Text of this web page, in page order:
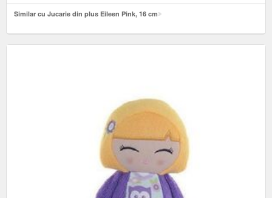
Similar cu Jucarie din plus Eileen Pink, 16 cm